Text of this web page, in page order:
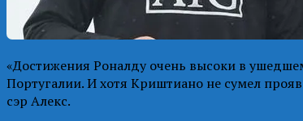
«Достижения Роналду очень высоки в
Португалии. И хотя Криштиано не сумел
сэр Алекс.